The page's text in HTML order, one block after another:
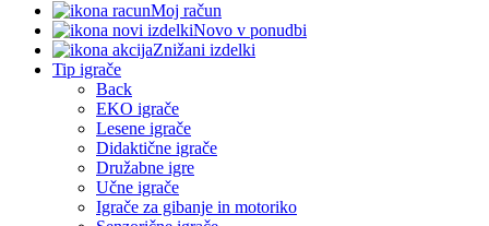
Moj račun
Novo v ponudbi
Znižani izdelki
Tip igrače
Back
EKO igrače
Lesene igrače
Didaktične igrače
Družabne igre
Učne igrače
Igrače za gibanje in motoriko